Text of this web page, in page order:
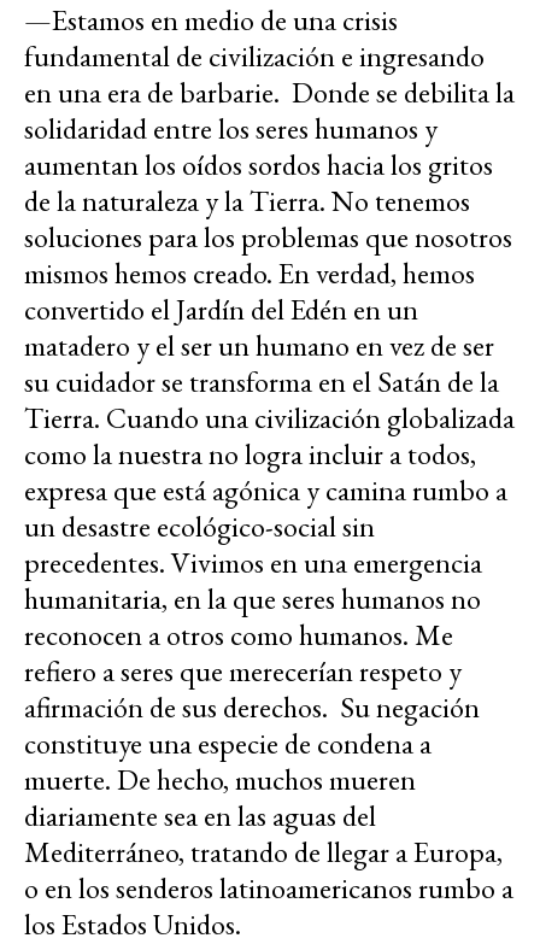
—Estamos en medio de una crisis
fundamental de civilización e ingresando
en una era de barbarie. Donde se debilita la
solidaridad entre los seres humanos y
aumentan los oídos sordos hacia los gritos
de la naturaleza y la Tierra. No tenemos
soluciones para los problemas que nosotros
mismos hemos creado. En verdad, hemos
convertido el Jardín del Edén en un
matadero y el ser un humano en vez de ser
su cuidador se transforma en el Satán de la
Tierra. Cuando una civilización globalizada
como la nuestra no logra incluir a todos,
expresa que está agónica y camina rumbo a
un desastre ecológico-social sin
precedentes. Vivimos en una emergencia
humanitaria, en la que seres humanos no
reconocen a otros como humanos. Me
refiero a seres que merecerían respeto y
afirmación de sus derechos. Su negación
constituye una especie de condena a
muerte. De hecho, muchos mueren
diariamente sea en las aguas del
Mediterráneo, tratando de llegar a Europa,
o en los senderos latinoamericanos rumbo a
los Estados Unidos.